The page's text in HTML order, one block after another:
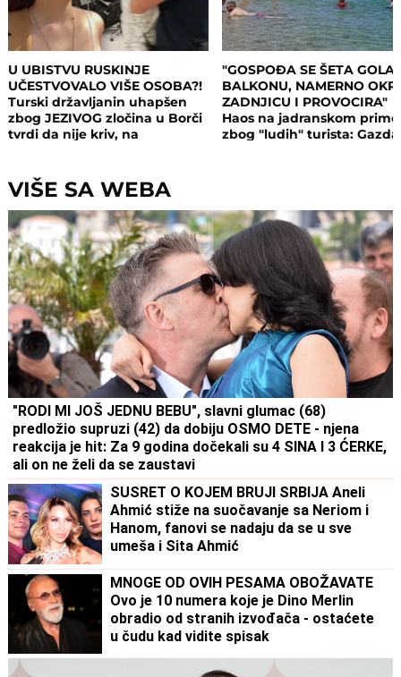
U UBISTVU RUSKINJE
UČESTVOVALO VIŠE OSOBA?!
Turski državljanin uhapšen
zbog JEZIVOG zločina u Borči
tvrdi da nije kriv, na
odnosu bili
"GOSPOĐA SE ŠETA GOLA
BALKONU, NAMERNO
ZADNJICU I PROVOCIRA"
Haos na jadranskom
zbog "ludih" turista:
VIŠE SA WEBA
"RODI MI JOŠ JEDNU BEBU", slavni glumac (68)
predložio supruzi (42) da dobiju OSMO DETE - njena
reakcija je hit: Za 9 godina dočekali su 4 SINA I 3 ĆERKE,
ali on ne želi da se zaustavi
SUSRET O KOJEM BRUJI SRBIJA Aneli
Ahmić stiže na suočavanje sa Neriom i
Hanom, fanovi se nadaju da se u sve
umeša i Sita Ahmić
MNOGE OD OVIH PESAMA OBOŽAVATE
Ovo je 10 numera koje je Dino Merlin
obradio od stranih izvođača - ostaćete
u čudu kad vidite spisak